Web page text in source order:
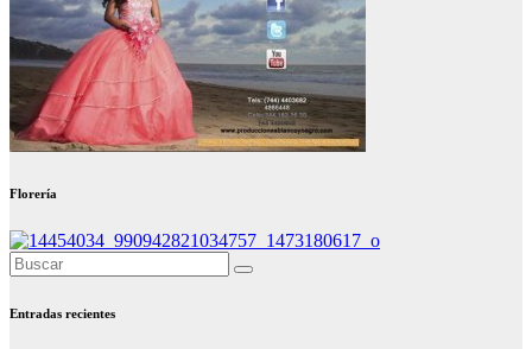
Florería
Entradas recientes